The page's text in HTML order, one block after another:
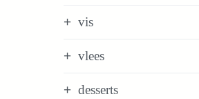
vis
vlees
desserts